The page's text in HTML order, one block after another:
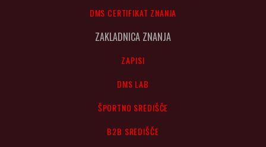
DMS CERTIFIKAT ZNANJA
ZAKLADNICA ZNANJA
ZAPISI
DMS LAB
ŠPORTNO SREDIŠČE
B2B SREDIŠČE